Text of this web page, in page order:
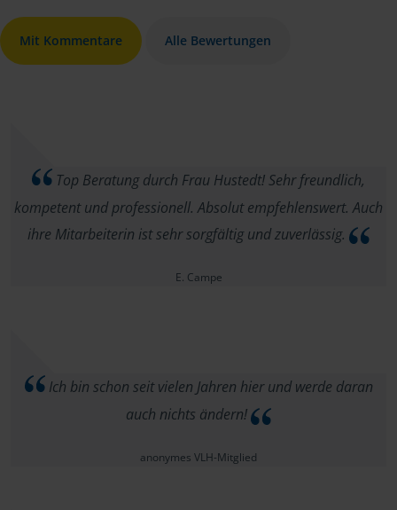
Mit Kommentare Alle Bewertungen
Top Beratung durch Frau Hustedt! Sehr freundlich,
kompetent und professionell. Absolut empfehlenswert. Auch
ihre Mitarbeiterin ist sehr sorgfältig und zuverlässig.
E. Campe
Ich bin schon seit vielen Jahren hier und werde daran
auch nichts ändern!
anonymes VLH-Mitglied